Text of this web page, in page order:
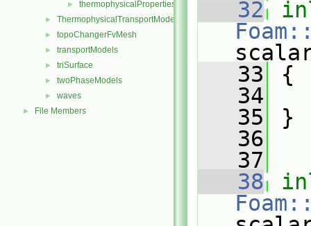
► thermophysicalPropertiesSelector
► ThermophysicalTransportModels
► topoChangerFvMesh
► transportModels
► triSurface
► twoPhaseModels
► waves
► File Members
   32
   33
{
   34
   35
}
   36
   37
   38